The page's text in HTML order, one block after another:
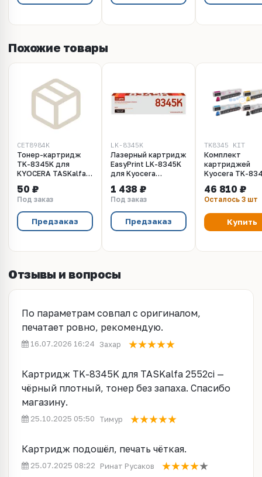
Похожие товары
CET8984K
Тонер-картридж
TK-8345K для
KYOCERA TASKalfa
300г, 20000 стр.,
CET8984K
50 ₽
Под заказ
Предзаказ
LK-8345K
Лазерный картридж
EasyPrint LK-8345K
для Kyocera
2552ci/2553ci
(20000 стр.)
черный, с чипом
1 438 ₽
Под заказ
Предзаказ
TK8345_KIT
Комплект
картриджей
Kyocera TK-
8345M - TK-
для Kyocera
TASKalfa 2552ci
(Оригинал)
46 810 ₽
Осталось 3 шт
Купить
Отзывы и вопросы
По параметрам совпал с оригиналом,
печатает ровно, рекомендую.
16.07.2026 16:24 Захар
Картридж TK-8345K для TASKalfa 2552ci —
чёрный плотный, тонер без запаха. Спасибо
магазину.
25.10.2025 05:50 Тимур
Картридж подошёл, печать чёткая.
25.07.2025 08:22 Ринат Русаков